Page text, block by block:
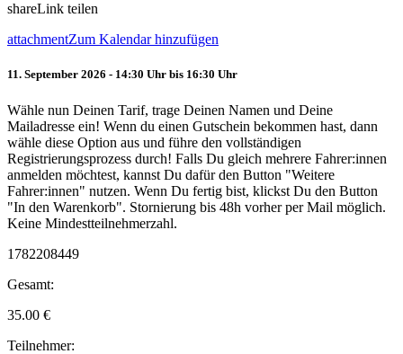
shareLink teilen
attachmentZum Kalendar hinzufügen
11. September 2026 - 14:30 Uhr bis 16:30 Uhr
Wähle nun Deinen Tarif, trage Deinen Namen und Deine
Mailadresse ein! Wenn du einen Gutschein bekommen hast, dann
wähle diese Option aus und führe den vollständigen
Registrierungsprozess durch! Falls Du gleich mehrere Fahrer:innen
anmelden möchtest, kannst Du dafür den Button "Weitere
Fahrer:innen" nutzen. Wenn Du fertig bist, klickst Du den Button
"In den Warenkorb". Stornierung bis 48h vorher per Mail möglich.
Keine Mindestteilnehmerzahl.
1782208449
Gesamt:
35.00 €
Teilnehmer: